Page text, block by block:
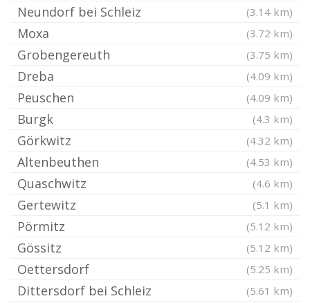
Neundorf bei Schleiz (3.14 km)
Moxa (3.72 km)
Grobengereuth (3.75 km)
Dreba (4.09 km)
Peuschen (4.09 km)
Burgk (4.3 km)
Görkwitz (4.32 km)
Altenbeuthen (4.53 km)
Quaschwitz (4.6 km)
Gertewitz (5.1 km)
Pörmitz (5.12 km)
Gössitz (5.12 km)
Oettersdorf (5.25 km)
Dittersdorf bei Schleiz (5.61 km)